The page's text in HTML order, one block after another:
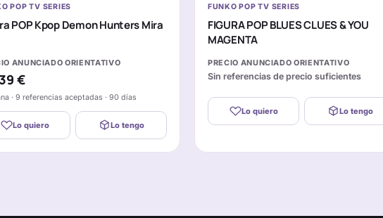
POP TV SERIES
POP Kpop Demon Hunters Mira
ANUNCIADO ORIENTATIVO
€
· 9 referencias aceptadas · 90 días
Lo quiero Lo tengo
FUNKO POP TV SERIES
FIGURA POP BLUES CLUES & YOU
MAGENTA
PRECIO ANUNCIADO ORIENTATIVO
Sin referencias de precio suficientes
Lo quiero Lo tengo